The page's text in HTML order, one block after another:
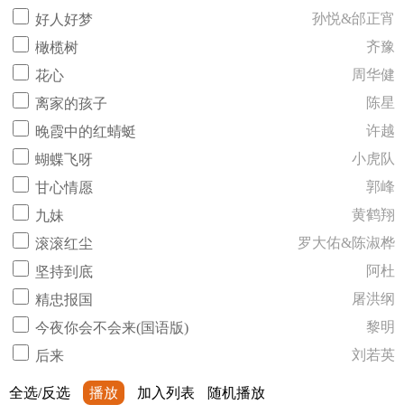
好人好梦
孙悦&邰正宵
橄榄树
齐豫
花心
周华健
离家的孩子
陈星
晚霞中的红蜻蜓
许越
蝴蝶飞呀
小虎队
甘心情愿
郭峰
九妹
黄鹤翔
滚滚红尘
罗大佑&陈淑桦
坚持到底
阿杜
精忠报国
屠洪纲
今夜你会不会来(国语版)
黎明
后来
刘若英
全选/反选 播放 加入列表 随机播放